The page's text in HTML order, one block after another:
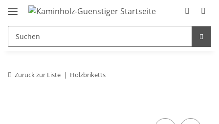
Zurück zur Liste Holzbriketts